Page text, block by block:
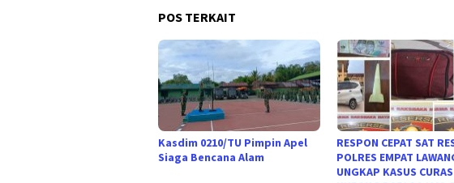
POS TERKAIT
Kasdim 0210/TU Pimpin Apel
Siaga Bencana Alam
RESPON CEPAT SAT
POLRES EMPAT
UNGKAP KASUS